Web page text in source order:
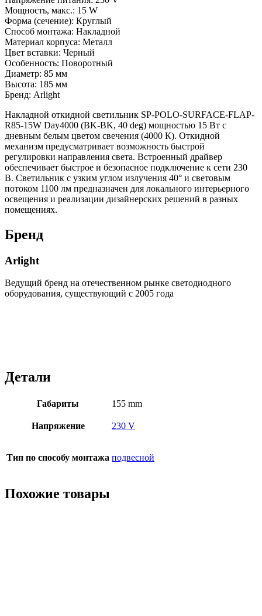
Мощность, макс.: 15 W
Форма (сечение): Круглый
Способ монтажа: Накладной
Материал корпуса: Металл
Цвет вставки: Черный
Особенность: Поворотный
Диаметр: 85 мм
Высота: 185 мм
Бренд: Arlight
Накладной откидной светильник SP-POLO-SURFACE-FLAP-
R85-15W Day4000 (BK-BK, 40 deg) мощностью 15 Вт с
дневным белым цветом свечения (4000 К). Откидной
механизм предусматривает возможность быстрой
регулировки направления света. Встроенный драйвер
обеспечивает быстрое и безопасное подключение к сети 230
В. Светильник с узким углом излучения 40° и световым
потоком 1100 лм предназначен для локального интерьерного
освещения и реализации дизайнерских решений в разных
помещениях.
Бренд
Arlight
Ведущий бренд на отечественном рынке светодиодного
оборудования, существующий с 2005 года
Детали
Габариты 155 mm
Напряжение 230 V
Тип по способу монтажа подвесной
Похожие товары